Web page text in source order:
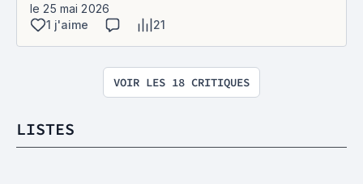
le 25 mai 2026
1 j'aime
21
VOIR LES 18 CRITIQUES
LISTES